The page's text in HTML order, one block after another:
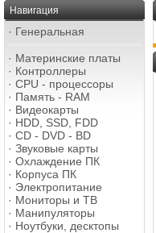
Навигация
· Генеральная
· Материнские платы
· Контроллеры
· CPU - процессоры
· Память - RAM
· Видеокарты
· HDD, SSD, FDD
· CD - DVD - BD
· Звуковые карты
· Охлаждение ПК
· Корпуса ПК
· Электропитание
· Мониторы и ТВ
· Манипуляторы
· Ноутбуки, десктопы